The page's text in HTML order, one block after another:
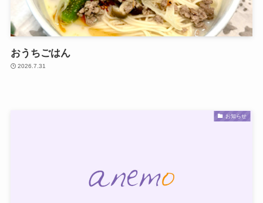
おうちごはん
2026.7.31
お知らせ